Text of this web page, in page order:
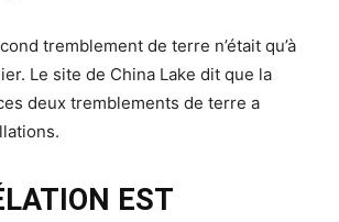
tremblement de terre n’était qu’à
Le site de China Lake dit que la
deux tremblements de terre a
EST